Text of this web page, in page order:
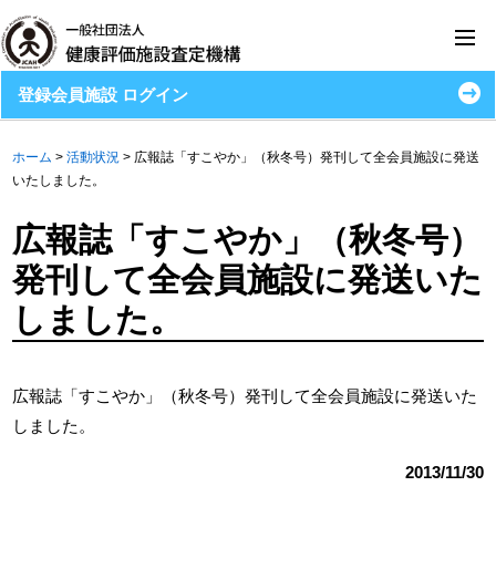
登録会員施設 ログイン
ホーム >活動状況 > 広報誌「すこやか」（秋冬号）発刊して全会員施設に発送
いたしました。
広報誌「すこやか」（秋冬号）
発刊して全会員施設に発送いた
しました。
広報誌「すこやか」（秋冬号）発刊して全会員施設に発送いた
しました。
2013/11/30